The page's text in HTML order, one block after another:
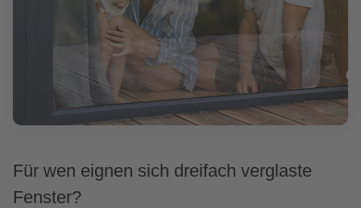
Für wen eignen sich dreifach verglaste
Fenster?